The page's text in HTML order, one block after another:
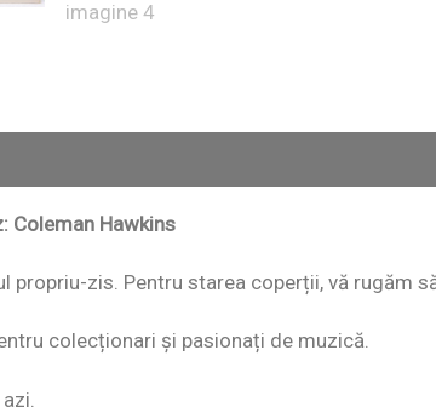
Coleman Hawkins
propriu-zis. Pentru starea coperții, vă rugăm
colecționari și pasionați de muzică.